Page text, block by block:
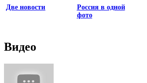
Две новости
Россия в одной
фото
Видео